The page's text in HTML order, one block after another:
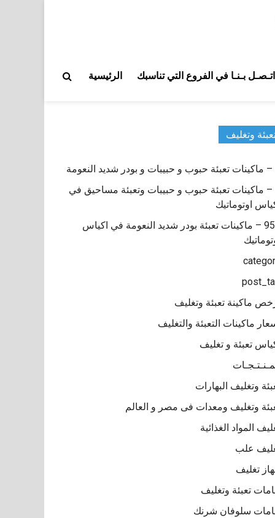
اتـصـل بـنـا في الفروع التي تناسبك الرئيسية
وتغليف
9 – ماكينات تعبئة حبوب و حبيبات وتعبئة مساحيق في
اوتوماتيك
950 – ماكينات تعبئة بودر شديد النعومة في اكياس
ماكينة تعبئة وتغليف
ماكينات التعبئة والتغليف
تعبئة و تغليف
وتغليف البهارات
وتغليف ومعدات فى مصر و العالم
المواد الغذائية
علب
تغليف
تعبئة وتغليف
سلوفان شرنك